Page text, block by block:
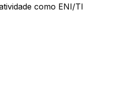
como ENI/TI